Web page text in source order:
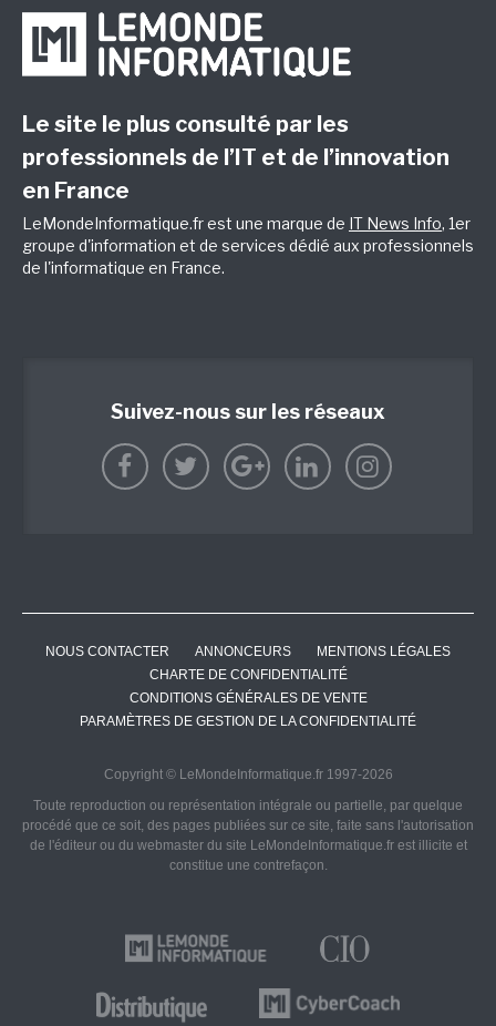
Le site le plus consulté par les
professionnels de l’IT et de l’innovation
en France
LeMondeInformatique.fr est une marque de IT News Info, 1er
groupe d'information et de services dédié aux professionnels
de l'informatique en France.
Suivez-nous sur les réseaux
NOUS CONTACTER ANNONCEURS
MENTIONS LÉGALES
CHARTE DE CONFIDENTIALITÉ
CONDITIONS GÉNÉRALES DE VENTE
PARAMÈTRES DE GESTION DE LA CONFIDENTIALITÉ
Copyright © LeMondeInformatique.fr 1997-2026
Toute reproduction ou représentation intégrale ou partielle, par quelque
procédé que ce soit, des pages publiées sur ce site, faite sans l'autorisation
de l'éditeur ou du webmaster du site LeMondeInformatique.fr est illicite et
constitue une contrefaçon.